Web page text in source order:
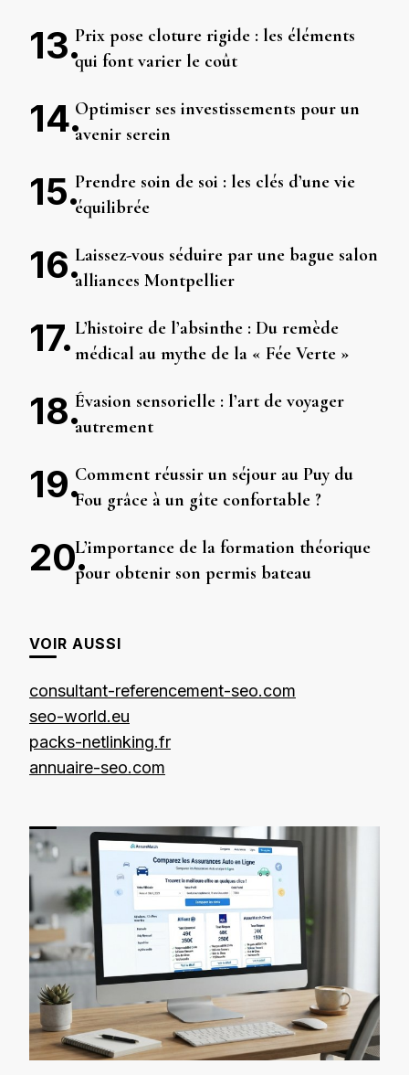
Prix pose cloture rigide : les éléments
qui font varier le coût
Optimiser ses investissements pour un
avenir serein
Prendre soin de soi : les clés d’une vie
équilibrée
Laissez-vous séduire par une bague salon
alliances Montpellier
L’histoire de l’absinthe : Du remède
médical au mythe de la « Fée Verte »
Évasion sensorielle : l’art de voyager
autrement
Comment réussir un séjour au Puy du
Fou grâce à un gîte confortable ?
L’importance de la formation théorique
pour obtenir son permis bateau
VOIR AUSSI
consultant-referencement-seo.com
seo-world.eu
packs-netlinking.fr
annuaire-seo.com